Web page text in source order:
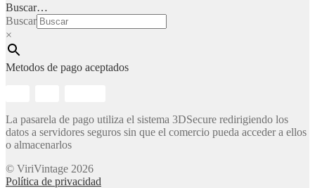
Buscar…
Buscar
×
Metodos de pago aceptados
La pasarela de pago utiliza el sistema 3DSecure redirigiendo los
datos a servidores seguros sin que el comercio pueda acceder a ellos
o almacenarlos
© ViriVintage 2026
Política de privacidad